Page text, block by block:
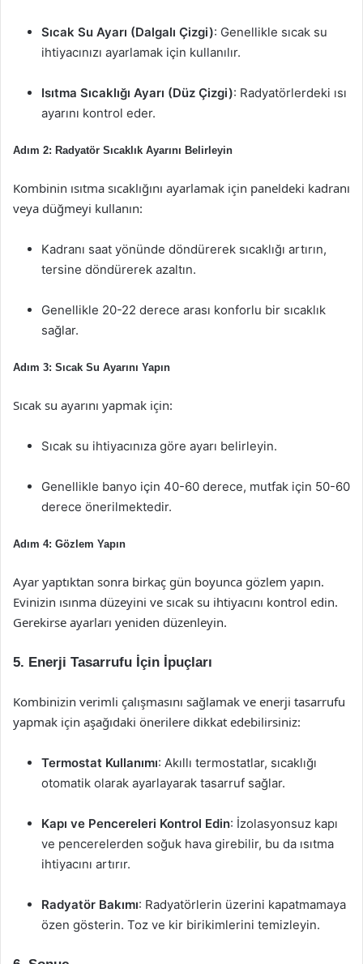
Sıcak Su Ayarı (Dalgalı Çizgi): Genellikle sıcak su
ihtiyacınızı ayarlamak için kullanılır.
Isıtma Sıcaklığı Ayarı (Düz Çizgi): Radyatörlerdeki ısı
ayarını kontrol eder.
Adım 2: Radyatör Sıcaklık Ayarını Belirleyin
Kombinin ısıtma sıcaklığını ayarlamak için paneldeki kadranı
veya düğmeyi kullanın:
Kadranı saat yönünde döndürerek sıcaklığı artırın,
tersine döndürerek azaltın.
Genellikle 20-22 derece arası konforlu bir sıcaklık
sağlar.
Adım 3: Sıcak Su Ayarını Yapın
Sıcak su ayarını yapmak için:
Sıcak su ihtiyacınıza göre ayarı belirleyin.
Genellikle banyo için 40-60 derece, mutfak için 50-60
derece önerilmektedir.
Adım 4: Gözlem Yapın
Ayar yaptıktan sonra birkaç gün boyunca gözlem yapın.
Evinizin ısınma düzeyini ve sıcak su ihtiyacını kontrol edin.
Gerekirse ayarları yeniden düzenleyin.
5. Enerji Tasarrufu İçin İpuçları
Kombinizin verimli çalışmasını sağlamak ve enerji tasarrufu
yapmak için aşağıdaki önerilere dikkat edebilirsiniz:
Termostat Kullanımı: Akıllı termostatlar, sıcaklığı
otomatik olarak ayarlayarak tasarruf sağlar.
Kapı ve Pencereleri Kontrol Edin: İzolasyonsuz kapı
ve pencerelerden soğuk hava girebilir, bu da ısıtma
ihtiyacını artırır.
Radyatör Bakımı: Radyatörlerin üzerini kapatmamaya
özen gösterin. Toz ve kir birikimlerini temizleyin.